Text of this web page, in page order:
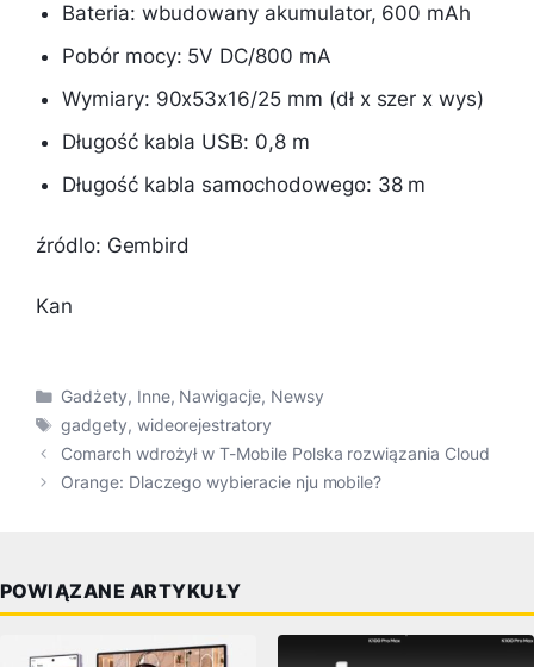
Bateria: wbudowany akumulator, 600 mAh
Pobór mocy: 5V DC/800 mA
Wymiary: 90x53x16/25 mm (dł x szer x wys)
Długość kabla USB: 0,8 m
Długość kabla samochodowego: 38 m
źródlo: Gembird
Kan
Kategorie
Gadżety, Inne, Nawigacje, Newsy
Tagi
gadgety, wideorejestratory
Comarch wdrożył w T-Mobile Polska rozwiązania Cloud
Orange: Dlaczego wybieracie nju mobile?
POWIĄZANE ARTYKUŁY